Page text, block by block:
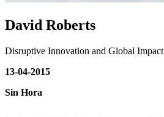
David Roberts
Disruptive Innovation and Global
13-04-2015
Sin Hora